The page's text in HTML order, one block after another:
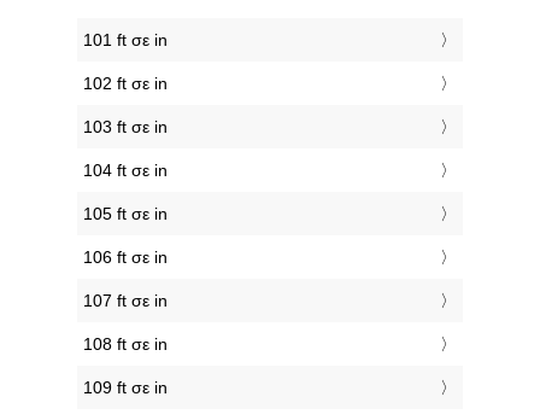
101 ft σε in
102 ft σε in
103 ft σε in
104 ft σε in
105 ft σε in
106 ft σε in
107 ft σε in
108 ft σε in
109 ft σε in